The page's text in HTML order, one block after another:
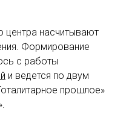
насчитывают
Формирование
с работы
и ведется по двум
прошлое»